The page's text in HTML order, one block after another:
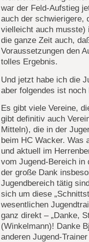
war der Feld-Aufstieg
auch der schwierigere,
vielleicht auch
die ganze Zeit auch,
Voraussetzungen den
tolles Ergebnis.
Und jetzt habe ich die
aber folgendes ist
Es gibt viele Vereine,
gibt definitiv auch
Mitteln), die in der
beim HC Wacker. Was
und aktuell im
vom Jugend-Bereich in
der große Dank
Jugendbereich tätig
sich um diese
wesentlichen
ganz direkt – „Danke,
(Winkelmann)! Danke
anderen Jugend-